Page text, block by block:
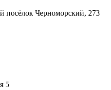
посёлок Черноморский, 273
5